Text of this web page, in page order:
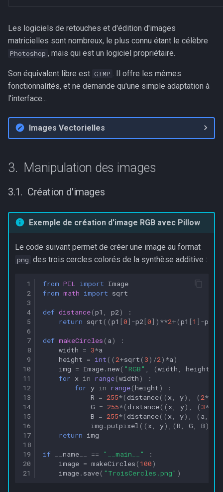
Les logiciels de retouches et d'édition d'images
matricielles sont nombreux, le plus connu étant le célèbre
Photoshop , mais qui est un logiciel propriétaire.
Son équivalent libre est GIMP
. Il offre les mêmes
fonctionnalités, et ne demande qu'une simple adaptation à
l'interface...
Images Vectorielles
Manipulation des images
Création d'images
Exemple de création d'image RGB avec Pillow
Le code suivant permet de créer une image au format
png des trois cercles colorés de la synthèse additive :
1
2
3
4
5
6
7
8
9
10
11
12
13
14
15
16
17
18
19
20
21
from PIL import Image
from math import sqrt
def distance(p1 p2)
:
return sqrt ((p1 [0] -p2 [0]) **2+ (p1 [1 ] -p2
def makeCircles ( a)
:
width = 3*a
height = int (( 2+sqrt ( 3) /2) *a)
img = Image.new( "RGB" (width height
for x in range(width)
:
for y in range(height)
:
R = 255*(distance(( x y), ( 2*a
G = 255*(distance(( x y), ( 3*
B = 255*(distance(( x y), ( a
img .putpixel (( x y),(R G B))
return img
if __name__ == "__main__"
:
image = makeCircles ( 100)
image. save( "TroisCercles.png" )